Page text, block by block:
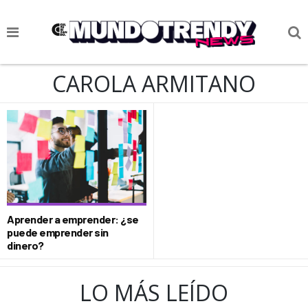
NOTICIAS
CIENCIA Y TECNOLOGÍA
VIDA
SOCIEDAD
CULTURIZANDO.COM
CAROLA ARMITANO
Aprender a emprender: ¿se
puede emprender sin
dinero?
LO MÁS LEÍDO